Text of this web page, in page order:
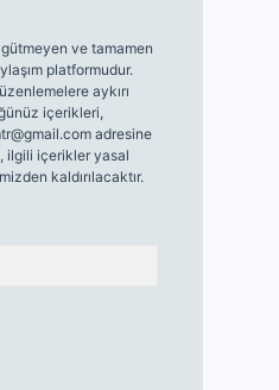
ve tamamen
platformudur.
aykırı
içerikleri,
adresine
ilgili içerikler yasal
kaldırılacaktır.